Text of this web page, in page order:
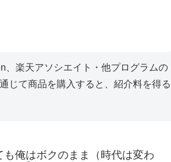
、楽天アソシエイト・他プログラムの
じて商品を購入すると、紹介料を得る
も俺はボクのまま（時代は変わ